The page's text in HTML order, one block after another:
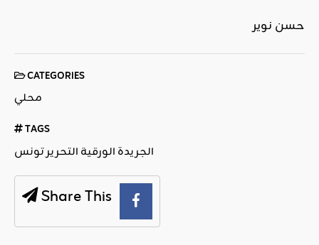
حسن نوير
CATEGORIES
محلي
TAGS
الجريدة الورقية التحرير تونس
Share This